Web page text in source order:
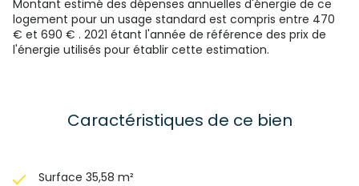
11/04/2027 Les honoraires sont à la charge du vendeur.
Montant estimé des dépenses annuelles d'énergie de ce
logement pour un usage standard est compris entre 470
€ et 690 € . 2021 étant l'année de référence des prix de
l'énergie utilisés pour établir cette estimation.
Caractéristiques de ce bien
Surface 35,58 m²